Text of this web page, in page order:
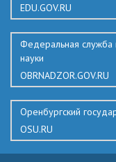
EDU.GOV.RU
Федеральная служба
науки
OBRNADZOR.GOV.RU
Оренбургский
OSU.RU